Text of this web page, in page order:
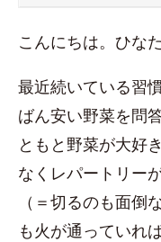
こんにちは。ひなた
最近続いている習
ばん安い野菜を問
ともと野菜が大好
なくレパートリー
（＝切るのも面倒
も火が通っていれ